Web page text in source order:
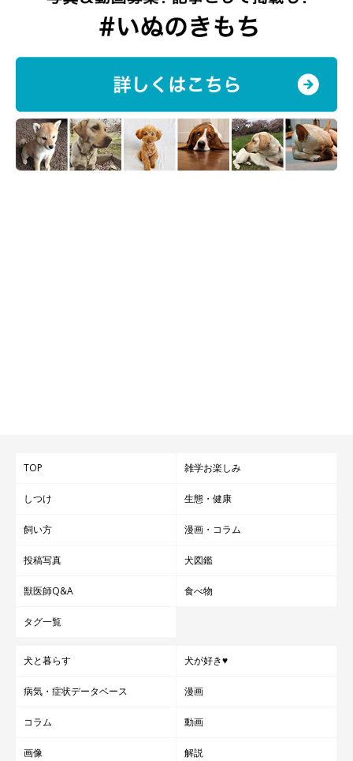
TOP 雑学お楽しみ
しつけ 生態・健康
飼い方 漫画・コラム
投稿写真 犬図鑑
獣医師Q&A 食べ物
タグ一覧
犬と暮らす 犬が好き♥
病気・症状データベース 漫画
コラム 動画
画像 解説